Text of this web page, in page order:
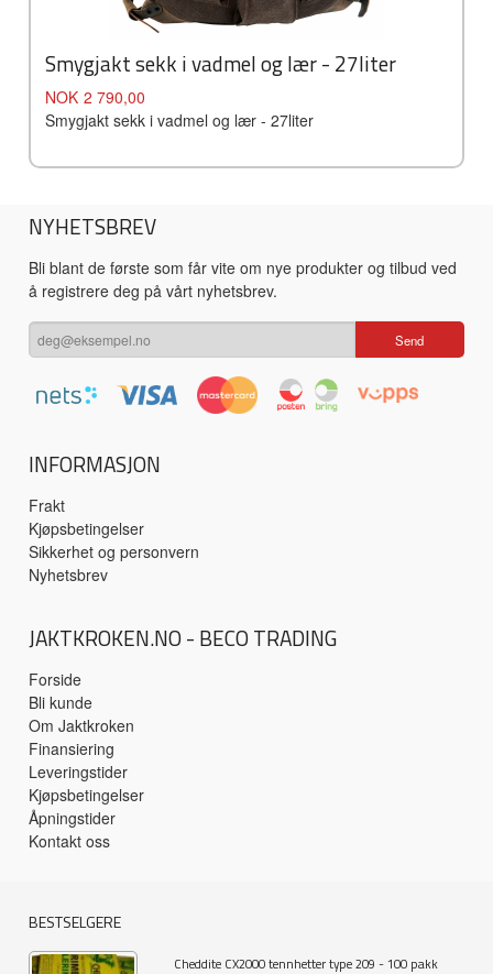
Smygjakt sekk i vadmel og lær - 27liter
Pris
NOK 2 790,00
Smygjakt sekk i vadmel og lær - 27liter
NYHETSBREV
Bli blant de første som får vite om nye produkter og tilbud ved
å registrere deg på vårt nyhetsbrev.
INFORMASJON
Frakt
Kjøpsbetingelser
Sikkerhet og personvern
Nyhetsbrev
JAKTKROKEN.NO - BECO TRADING
Forside
Bli kunde
Om Jaktkroken
Finansiering
Leveringstider
Kjøpsbetingelser
Åpningstider
Kontakt oss
BESTSELGERE
Cheddite CX2000 tennhetter type 209 - 100 pakk